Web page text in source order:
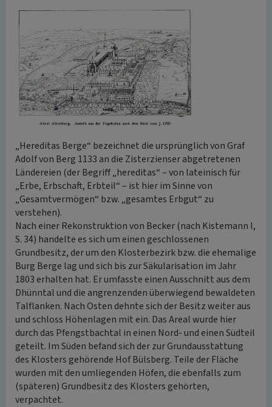
„Hereditas Berge“ bezeichnet die ursprünglich von Graf
Adolf von Berg 1133 an die Zisterzienser abgetretenen
Ländereien (der Begriff „hereditas“ – von lateinisch für
„Erbe, Erbschaft, Erbteil“ – ist hier im Sinne von
„Gesamtvermögen“ bzw. „gesamtes Erbgut“ zu
verstehen).
Nach einer Rekonstruktion von Becker (nach Kistemann I,
S. 34) handelte es sich um einen geschlossenen
Grundbesitz, der um den Klosterbezirk bzw. die ehemalige
Burg Berge lag und sich bis zur Säkularisation im Jahr
1803 erhalten hat. Er umfasste einen Ausschnitt aus dem
Dhünntal und die angrenzenden überwiegend bewaldeten
Talflanken. Nach Osten dehnte sich der Besitz weiter aus
und schloss Höhenlagen mit ein. Das Areal wurde hier
durch das Pfengstbachtal in einen Nord- und einen Südteil
geteilt. Im Süden befand sich der zur Grundausstattung
des Klosters gehörende Hof Bülsberg. Teile der Fläche
wurden mit den umliegenden Höfen, die ebenfalls zum
(späteren) Grundbesitz des Klosters gehörten,
verpachtet.